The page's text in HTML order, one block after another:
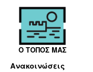
Ο ΤΟΠΟΣ ΜΑΣ
Ανακοινώσεις